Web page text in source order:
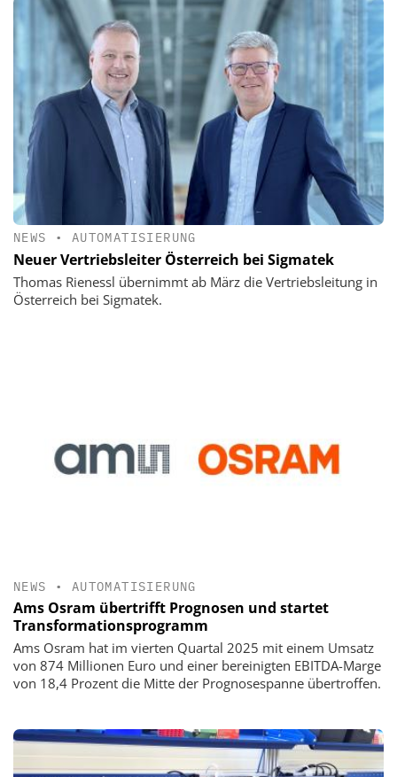
NEWS • AUTOMATISIERUNG
Neuer Vertriebsleiter Österreich bei Sigmatek
Thomas Rienessl übernimmt ab März die Vertriebsleitung in
Österreich bei Sigmatek.
NEWS • AUTOMATISIERUNG
Ams Osram übertrifft Prognosen und startet
Transformationsprogramm
Ams Osram hat im vierten Quartal 2025 mit einem Umsatz
von 874 Millionen Euro und einer bereinigten EBITDA-Marge
von 18,4 Prozent die Mitte der Prognosespanne übertroffen.